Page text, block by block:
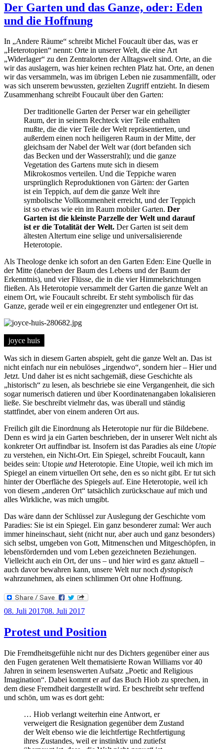
Der Garten und das Ganze, oder: Eden
und die Hoffnung
In „Andere Räume“ schreibt Michel Foucault über das, was er
„Heterotopien“ nennt: Orte in unserer Welt, die eine Art
„Widerlager“ zu den Zentralorten der Alltagswelt sind. Orte, an die
wir das auslagern, was hier keinen rechten Platz hat. Orte, an denen
wir das versammeln, was im übrigen Leben nie zusammenfällt, oder
was sich unserem bewussten, gezielten Zugriff entzieht. In diesem
Zusammenhang schreibt Foucault über den Garten:
Der traditionelle Garten der Perser war ein geheiligter
Raum, der in seinem Rechteck vier Teile enthalten
mußte, die die vier Teile der Welt repräsentierten, und
außerdem einen noch heiligeren Raum in der Mitte, der
gleichsam der Nabel der Welt war (dort befanden sich
das Becken und der Wasserstrahl); und die ganze
Vegetation des Gartens mute sich in diesem
Mikrokosmos verteilen. Und die Teppiche waren
ursprünglich Reproduktionen von Gärten: der Garten
ist ein Teppich, auf dem die ganze Welt ihre
symbolische Vollkommenheit erreicht, und der Teppich
ist so etwas wie ein im Raum mobiler Garten. Der
Garten ist die kleinste Parzelle der Welt und darauf
ist er die Totalität der Welt. Der Garten ist seit dem
ältesten Altertum eine selige und universalisierende
Heterotopie.
Als Theologe denke ich sofort an den Garten Eden: Eine Quelle in
der Mitte (daneben der Baum des Lebens und der Baum der
Erkenntnis), und vier Flüsse, die in die vier Himmelsrichtungen
fließen. Als Heterotopie versammelt der Garten die ganze Welt an
einem Ort, wie Foucault schreibt. Er steht symbolisch für das
Ganze, gerade weil er ein eingegrenzter und entlegener Ort ist.
joyce huis
Was sich in diesem Garten abspielt, geht die ganze Welt an. Das ist
nicht einfach nur ein nebulöses „irgendwo“, sondern hier – Hier und
Jetzt. Und daher ist es nicht sachgemäß, diese Geschichte als
„historisch“ zu lesen, als beschriebe sie eine Vergangenheit, die sich
sogar numerisch datieren und über Koordinatenangaben lokalisieren
ließe. Sie beschreibt vielmehr das, was überall und ständig
stattfindet, aber von einem anderen Ort aus.
Freilich gilt die Einordnung als Heterotopie nur für die Bildebene.
Denn es wird ja ein Garten beschrieben, der in unserer Welt nicht als
konkreter Ort auffindbar ist. Insofern ist das Paradies als eine Utopie
zu verstehen, ein Nicht-Ort. Ein Spiegel, schreibt Foucault, kann
beides sein: Utopie und Heterotopie. Eine Utopie, weil ich mich im
Spiegel an einem virtuellen Ort sehe, den es so nicht gibt. Er tut sich
hinter der Oberfläche des Spiegels auf. Eine Heterotopie, weil ich
von diesem „anderen Ort“ tatsächlich zurückschaue auf mich und
alles Wirkliche, was mich umgibt.
Das wäre dann der Schlüssel zur Auslegung der Geschichte vom
Paradies: Sie ist ein Spiegel. Ein ganz besonderer zumal: Wer auch
immer hineinschaut, sieht (nicht nur, aber auch und ganz besonders)
sich selbst, umgeben von Gott, Mitmenschen und Mitgeschöpfen, in
lebensfördernden und vom Leben gezeichneten Beziehungen.
Vielleicht auch ein Ort, der uns – und hier wird es ganz aktuell –
auch davor bewahren kann, unsere Welt nur noch dystopisch
wahrzunehmen, als einen schlimmen Ort ohne Hoffnung.
Veröffentlicht
08. Juli 201708. Juli 2017
Protest und Position
Die Fremdheitsgefühle nicht nur des Dichters gegenüber einer aus
den Fugen geratenen Welt thematisierte Rowan Williams vor 40
Jahren in seinem lesenswerten Aufsatz „Poetic and Religious
Imagination“. Dabei kommt er auf das Buch Hiob zu sprechen, in
dem diese Fremdheit dargestellt wird. Er beschreibt sehr treffend
und schön, um was es dort geht:
… Hiob verlangt weiterhin eine Antwort, er
verweigert die Resignation gegenüber dem Zustand
der Welt ebenso wie die leichtfertige Rechtfertigung
ihres Zustandes, weil er instinktiv und zutiefst